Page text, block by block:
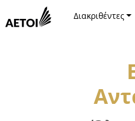
Διακριθέντες